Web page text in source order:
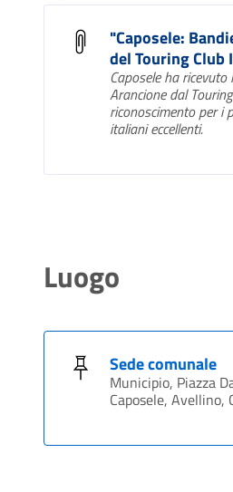
"Caposele:
del Touring Club
Caposele ha
Arancione dal
riconoscimento per i
italiani eccellenti.
Luogo
Sede comunale
Municipio, Piazza
Caposele, Avellino,